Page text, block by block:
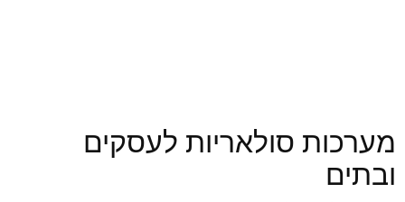
מערכות סולאריות לעסקים
ובתים